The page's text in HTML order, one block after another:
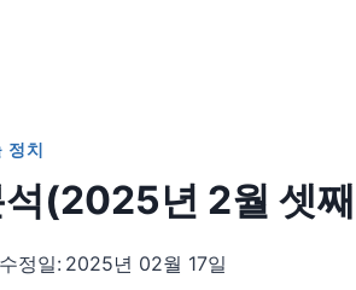
정치
(2025년 2월 셋
정일: 2025년 02월 17일